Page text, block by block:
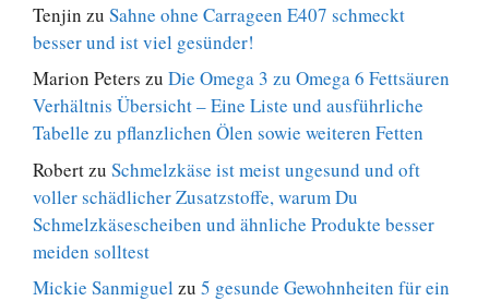
Tenjin zu Sahne ohne Carrageen E407 schmeckt
besser und ist viel gesünder!
Marion Peters zu Die Omega 3 zu Omega 6 Fettsäuren
Verhältnis Übersicht – Eine Liste und ausführliche
Tabelle zu pflanzlichen Ölen sowie weiteren Fetten
Robert zu Schmelzkäse ist meist ungesund und oft
voller schädlicher Zusatzstoffe, warum Du
Schmelzkäsescheiben und ähnliche Produkte besser
meiden solltest
Mickie Sanmiguel zu 5 gesunde Gewohnheiten für ein